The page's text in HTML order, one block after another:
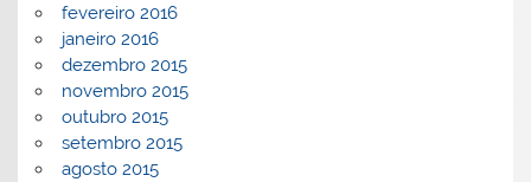
fevereiro 2016
janeiro 2016
dezembro 2015
novembro 2015
outubro 2015
setembro 2015
agosto 2015